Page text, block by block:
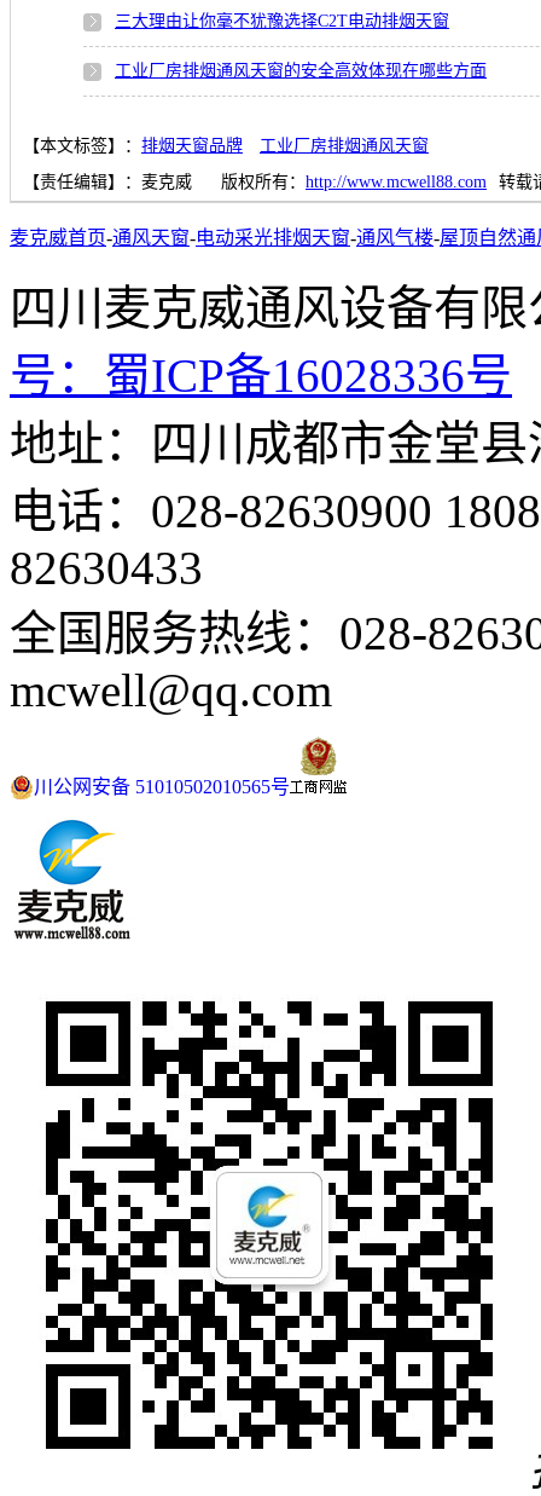
三大理由让你毫不犹豫选择C2T电动排烟天窗
工业厂房排烟通风天窗的安全高效体现在哪些方面
【本文标签】： 排烟天窗品牌
工业厂房排烟通风天窗
【责任编辑】： 麦克威 版权所有： http://www.mcwell88.com 转载
麦克威首页-通风天窗-电动采光排烟天窗-通风气楼-屋顶自然通
四川麦克威通风设
号： 蜀ICP备16028336号
地址：四川成都市金堂
电话：028-82630900
82630433
全国服务热线：028-
mcwell@qq.com
川公网安备 51010502010565号